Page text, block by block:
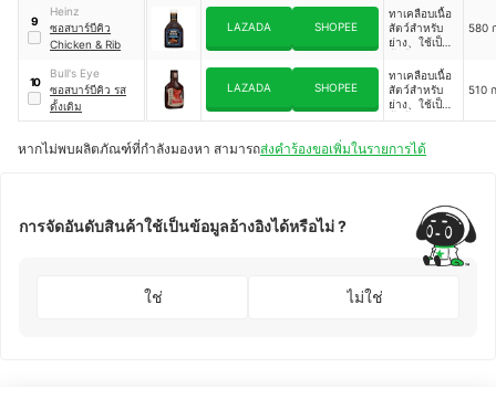
เนื้อสัตว์หรือ
ปรุงอาหาร
9
Heinz
ซอสบาร์บีคิว
Chicken & Rib
LAZADA SHOPEE
ทาเคลือบเนื้อ
สัตว์สำหรับ
ย่าง、ใช้เป็น
เนื้อสัตว์หรือ
ปรุงอาหาร
580
10
Bull's Eye
ซอสบาร์บีคิว รส
ดั้งเดิม
LAZADA SHOPEE
ทาเคลือบเนื้อ
สัตว์สำหรับ
ย่าง、ใช้เป็น
น้ำจิ้ม、หมัก
ปรุงอาหาร
510
หากไม่พบผลิตภัณฑ์ที่กำลังมองหา สามารถส่งคำร้องขอเพิ่มในรายการได้
การจัดอันดับสินค้าใช้เป็นข้อมูลอ้างอิงได้หรือไม่ ?
ใช่ ไม่ใช่